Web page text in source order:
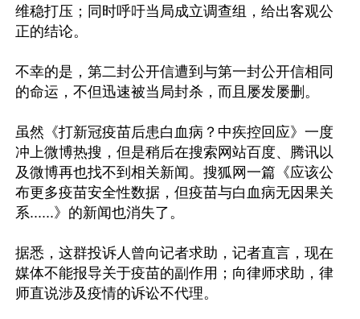
维稳打压；同时呼吁当局成立调查组，给出客观公
正的结论。
不幸的是，第二封公开信遭到与第一封公开信相同
的命运，不但迅速被当局封杀，而且屡发屡删。
虽然《打新冠疫苗后患白血病？中疾控回应》一度
冲上微博热搜，但是稍后在搜索网站百度、腾讯以
及微博再也找不到相关新闻。搜狐网一篇《应该公
布更多疫苗安全性数据，但疫苗与白血病无因果关
系......》的新闻也消失了。
据悉，这群投诉人曾向记者求助，记者直言，现在
媒体不能报导关于疫苗的副作用；向律师求助，律
师直说涉及疫情的诉讼不代理。